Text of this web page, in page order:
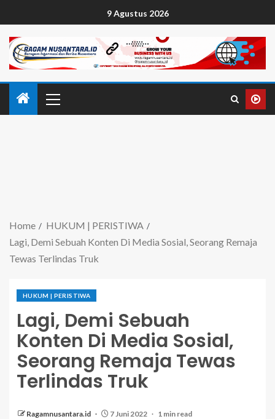
9 Agustus 2026
Home
HUKUM | PERISTIWA
Lagi, Demi Sebuah Konten Di Media Sosial, Seorang Remaja
Tewas Terlindas Truk
HUKUM | PERISTIWA
Lagi, Demi Sebuah
Konten Di Media Sosial,
Seorang Remaja Tewas
Terlindas Truk
Ragamnusantara.id 7 Juni 2022 1 min read